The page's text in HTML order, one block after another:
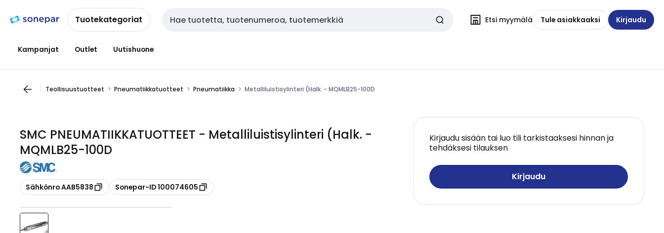
navigointiinsisältöönTuotekategoriat Haku Etsi myymälä Tule asiakkaaksi Kirjaudu
Kampanjat Outlet Uutishuone
Teollisuustuotteet Pneumatiikkatuotteet Pneumatiikka Metalliluistisylinteri (Halk. - MQMLB25-100D
SMC PNEUMATIIKKATUOTTEET - Metalliluistisylinteri (Halk. -
MQMLB25-100D
Kopioi
Sähkönro AAB5838 Kopioi
Sonepar-ID 100074605
Kirjaudu sisään tai luo tili tarkistaaksesi hinnan ja
tehdäksesi tilauksen
Kirjaudu